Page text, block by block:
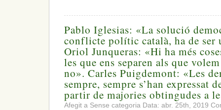
Pablo Iglesias: «La solució
conflicte polític català, ha de ser
Oriol Junqueras: «Hi ha més
les que ens separen als que
no». Carles Puigdemont: «Les
sempre, sempre s’han expressat
partir de majories obtingudes a
Afegit a Sense categoria Data: abr. 25th, 2019